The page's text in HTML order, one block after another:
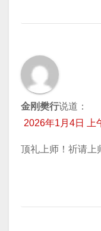
金刚樊行说道：
2026年1月4日 上
顶礼上师！祈请上